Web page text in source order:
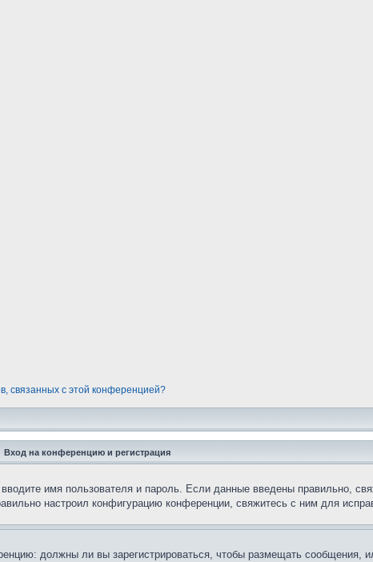
связанных с этой конференцией?
Вход на конференцию и регистрация
имя пользователя и пароль. Если данные введены правильно,
настроил конфигурацию конференции, свяжитесь с ним для
должны ли вы зарегистрироваться, чтобы размещать сообщения,